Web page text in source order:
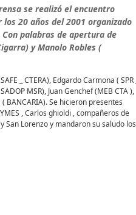
se realizó el encuentro
20 años del 2001 organizado
palabras de apertura de
y Manolo Robles (
_ CTERA), Edgardo Carmona ( SPR _
MSR), Juan Genchef (MEB CTA ),
( BANCARIA). Se hicieron presentes
, Carlos ghioldi , compañeros de
San Lorenzo y mandaron su saludo los